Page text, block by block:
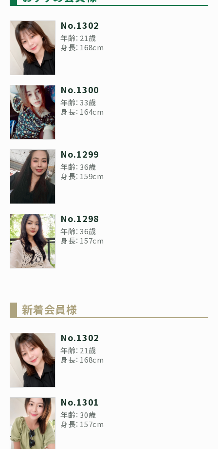
No.1302
年齢：21歳
身長：168cm
No.1300
年齢：33歳
身長：164cm
No.1299
年齢：36歳
身長：159cm
No.1298
年齢：36歳
身長：157cm
新着会員様
No.1302
年齢：21歳
身長：168cm
No.1301
年齢：30歳
身長：157cm